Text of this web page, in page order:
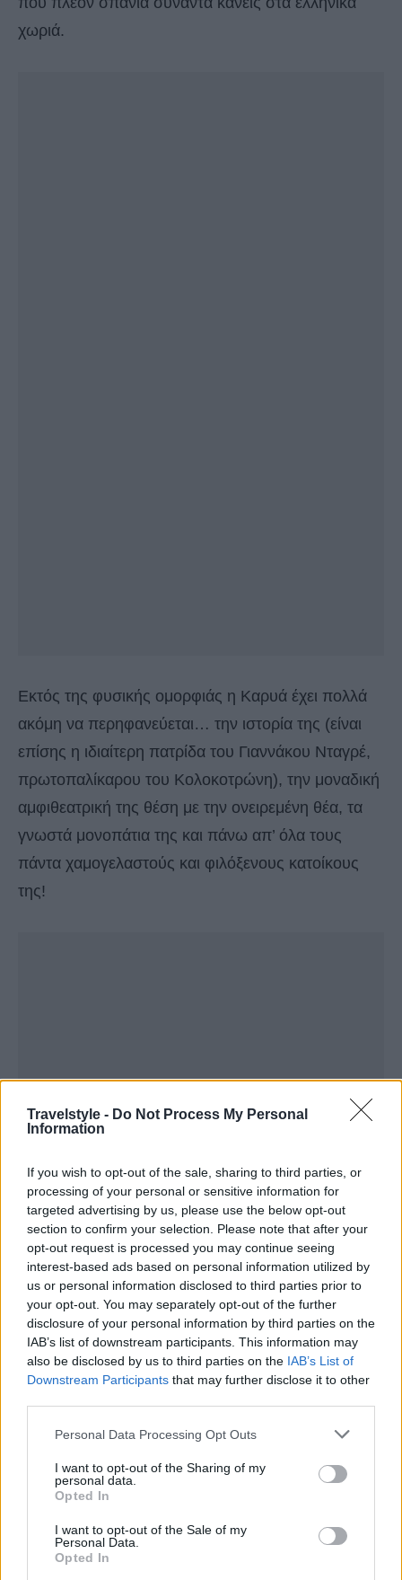
Travelstyle - Do Not Process My Personal
Information
If you wish to opt-out of the sale, sharing to third parties, or
processing of your personal or sensitive information for
targeted advertising by us, please use the below opt-out
section to confirm your selection. Please note that after your
opt-out request is processed you may continue seeing
interest-based ads based on personal information utilized by
us or personal information disclosed to third parties prior to
your opt-out. You may separately opt-out of the further
disclosure of your personal information by third parties on the
IAB’s list of downstream participants. This information may
also be disclosed by us to third parties on the IAB’s List of
Downstream Participants that may further disclose it to other
Please note that this website/app uses one or more Google
not limited to your visit or usage behaviour. You may click to
grant or deny consent to Google and its third-party tags to
use your data for below specified purposes in below Google
consent section.
Personal Data Processing Opt Outs
I want to opt-out of the Sharing of my
personal data.
Opted In
I want to opt-out of the Sale of my
Personal Data.
Opted In
χωριά.
Εκτός της φυσικής ομορφιάς η Καρυά έχει πολλά
ακόμη να περηφανεύεται… την ιστορία της (είναι
επίσης η ιδιαίτερη πατρίδα του Γιαννάκου Νταγρέ,
πρωτοπαλίκαρου του Κολοκοτρώνη), την μοναδική
αμφιθεατρική της θέση με την ονειρεμένη θέα, τα
γνωστά μονοπάτια της και πάνω απ’ όλα τους
πάντα χαμογελαστούς και φιλόξενους κατοίκους
της!
Το χωριό είναι γνωστό επίσης και ως η